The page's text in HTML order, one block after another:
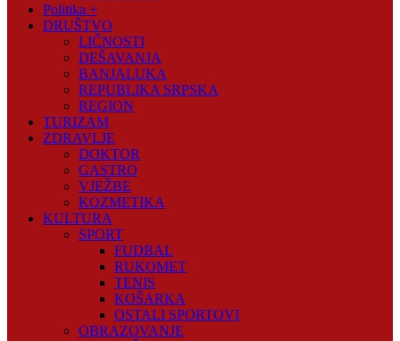
Politika +
DRUŠTVO
LIČNOSTI
DEŠAVANJA
BANJALUKA
REPUBLIKA SRPSKA
REGION
TURIZAM
ZDRAVLJE
DOKTOR
GASTRO
VJEŽBE
KOZMETIKA
KULTURA
SPORT
FUDBAL
RUKOMET
TENIS
KOŠARKA
OSTALI SPORTOVI
OBRAZOVANJE